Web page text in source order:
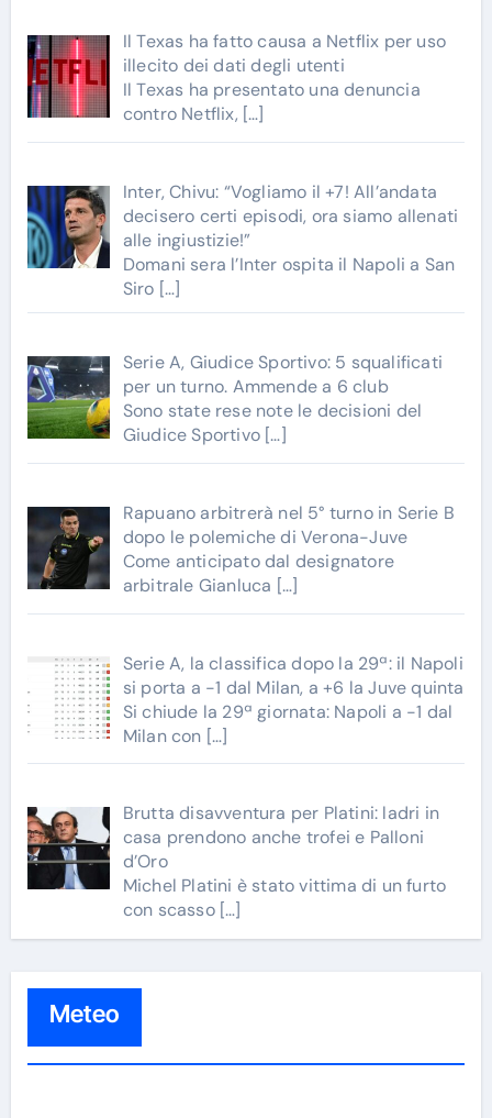
Il Texas ha fatto causa a Netflix per uso
illecito dei dati degli utenti
Il Texas ha presentato una denuncia
contro Netflix, […]
Inter, Chivu: “Vogliamo il +7! All’andata
decisero certi episodi, ora siamo allenati
alle ingiustizie!”
Domani sera l’Inter ospita il Napoli a San
Siro […]
Serie A, Giudice Sportivo: 5 squalificati
per un turno. Ammende a 6 club
Sono state rese note le decisioni del
Giudice Sportivo […]
Rapuano arbitrerà nel 5° turno in Serie B
dopo le polemiche di Verona-Juve
Come anticipato dal designatore
arbitrale Gianluca […]
Serie A, la classifica dopo la 29ª: il Napoli
si porta a -1 dal Milan, a +6 la Juve quinta
Si chiude la 29ª giornata: Napoli a -1 dal
Milan con […]
Brutta disavventura per Platini: ladri in
casa prendono anche trofei e Palloni
d’Oro
Michel Platini è stato vittima di un furto
con scasso […]
Meteo